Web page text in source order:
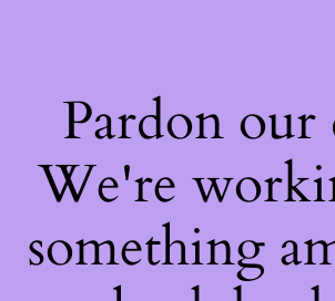
Pardon our
We're
something